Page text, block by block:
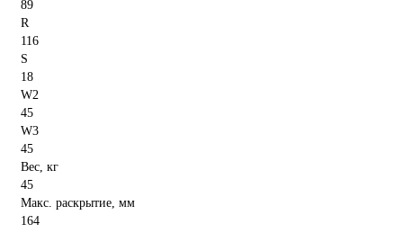
89
R
116
S
18
W2
45
W3
45
Вес, кг
45
Макс. раскрытие, мм
164